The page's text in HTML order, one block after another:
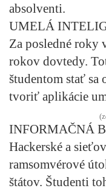
absolventi.
UMELÁ
Za posledné roky
rokov dovtedy.
študentom stať sa
tvoriť aplikácie
INFORMAČNÁ
Hackerské a
ramsomvérové
štátov. Študenti